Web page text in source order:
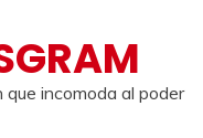
que incomoda al poder